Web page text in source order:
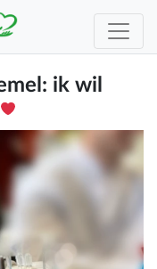
ik wil